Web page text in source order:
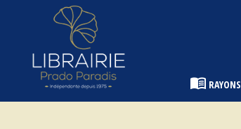
Librairie Prado Paradis - Marseille
menu_book RAYONS